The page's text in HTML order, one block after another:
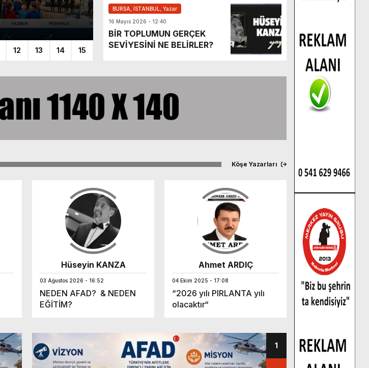
BURSA, İSTANBUL, Yazar
27 Temmuz 2026 - 12:34
12 13 14 15
BURSA, İSTANBUL, Yazar
16 Mayıs 2026 - 12:40
BİR TOPLUMUN GERÇEK
SEVİYESİNİ NE BELİRLER?
Köşe Yazarları
Hüseyin KANZA
03 Ağustos 2026 - 16:52
NEDEN AFAD? & NEDEN
EĞİTİM?
Ahmet ARDIÇ
04 Ekim 2025 - 17:08
“2026 yılı PIRLANTA yılı
olacaktır“
1